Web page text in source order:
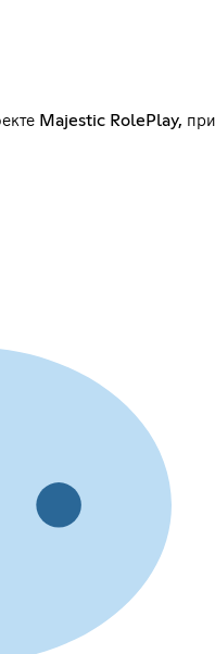
ㅤㅤㅤㅤㅤㅤㅤㅤㅤㅤㅤㅤㅤㅤㅤㅤㅤㅤㅤㅤㅤㅤㅤㅤㅤㅤㅤㅤㅤㅤㅤㅤㅤㅤㅤㅤㅤㅤㅤㅤㅤㅤㅤㅤㅤㅤㅤ